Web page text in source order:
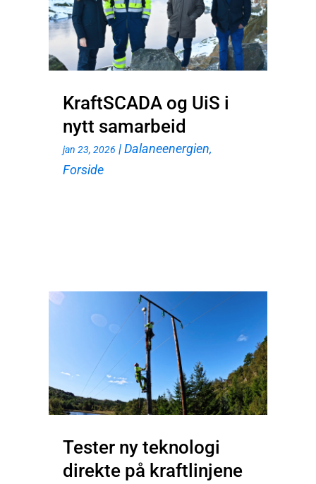
KraftSCADA og UiS i
nytt samarbeid
jan 23, 2026 |Dalaneenergien,
Forside
Tester ny teknologi
direkte på kraftlinjene